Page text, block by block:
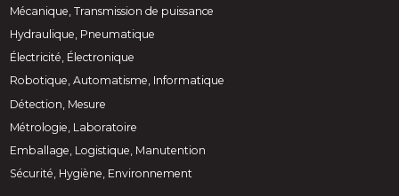
Mécanique, Transmission de puissance
Hydraulique, Pneumatique
Électricité, Électronique
Robotique, Automatisme, Informatique
Détection, Mesure
Métrologie, Laboratoire
Emballage, Logistique, Manutention
Sécurité, Hygiène, Environnement